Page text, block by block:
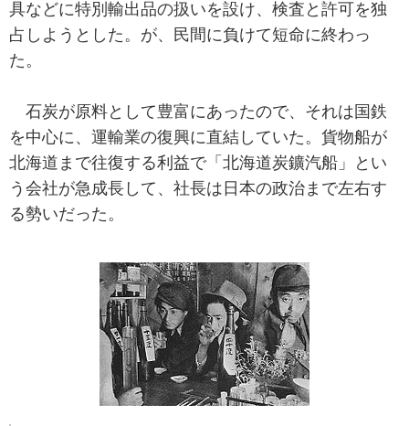
具などに特別輸出品の扱いを設け、検査と許可を独
占しようとした。が、民間に負けて短命に終わっ
た。
石炭が原料として豊富にあったので、それは国鉄
を中心に、運輸業の復興に直結していた。貨物船が
北海道まで往復する利益で「北海道炭鑛汽船」とい
う会社が急成長して、社長は日本の政治まで左右す
る勢いだった。